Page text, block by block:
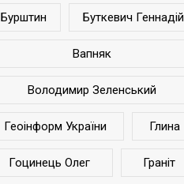
Бурштин Буткевич Геннадій
Вапняк
Володимир Зеленський
Геоінформ України Глина
Гоцинець Олег Граніт